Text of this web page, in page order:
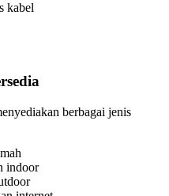
kabel
berbagai jenis
indoor